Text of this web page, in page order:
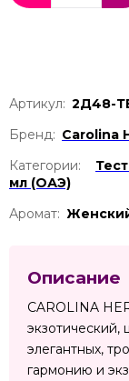
Артикул: 2Д48-
Бренд: Carolina
Категории:
мл (ОАЭ)
Аромат:
Описание
CAROLINA
экзотический,
элегантных,
гармонию и